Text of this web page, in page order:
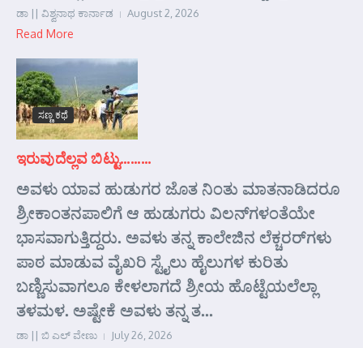
ಡಾ || ವಿಶ್ವನಾಥ ಕಾರ್ನಾಡ August 2, 2026
Read More
ಸಣ್ಣ ಕಥೆ
ಇರುವುದೆಲ್ಲವ ಬಿಟ್ಟು………
ಅವಳು ಯಾವ ಹುಡುಗರ ಜೊತ ನಿಂತು ಮಾತನಾಡಿದರೂ
ಶ್ರೀಕಾಂತನಪಾಲಿಗೆ ಆ ಹುಡುಗರು ವಿಲನ್‌ಗಳಂತೆಯೇ
ಭಾಸವಾಗುತ್ತಿದ್ದರು. ಅವಳು ತನ್ನ ಕಾಲೇಜಿನ ಲೆಕ್ಚರರ್‌ಗಳು
ಪಾಠ ಮಾಡುವ ವೈಖರಿ ಸ್ಟೈಲು ಹೈಲುಗಳ ಕುರಿತು
ಬಣ್ಣಿಸುವಾಗಲೂ ಕೇಳಲಾಗದೆ ಶ್ರೀಯ ಹೊಟ್ಟೆಯಲೆಲ್ಲಾ
ತಳಮಳ. ಅಷ್ಟೇಕೆ ಅವಳು ತನ್ನ ತ...
ಡಾ || ಬಿ ಎಲ್ ವೇಣು July 26, 2026